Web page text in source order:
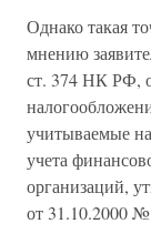
Однако такая
мнению
ст. 374 НК РФ,
учитываемые на
учета
организаций,
от 31.10.2000